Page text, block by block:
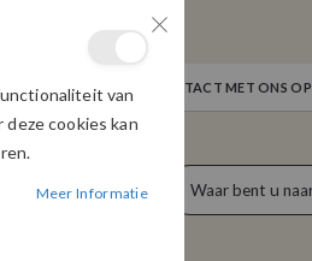
INLOGGEN NEEM CONTACT MET ONS OP
Cart
van
cookies kan
Meer Informatie